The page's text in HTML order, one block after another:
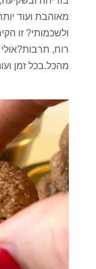
מאוהבת ועוד
ולשכמותי? זו
רוח,
מהכל.בכל זמן